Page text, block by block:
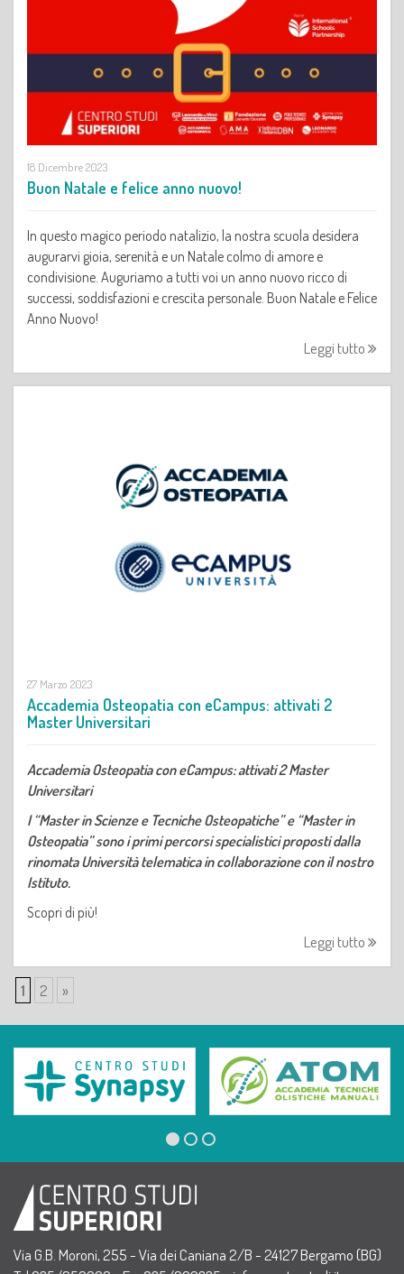
18 Dicembre 2023
Buon Natale e felice anno nuovo!
In questo magico periodo natalizio, la nostra scuola desidera
augurarvi gioia,serenità e un Natale colmo di amoree
condivisione. Auguriamo a tutti voi un anno nuovo ricco di
successi, soddisfazioni e crescita personale. Buon Natale e Felice
Anno Nuovo!
Leggi tutto
27 Marzo 2023
Accademia Osteopatia con eCampus: attivati 2
Master Universitari
Accademia Osteopatia con eCampus: attivati 2 Master
Universitari
I “Master in Scienze e Tecniche Osteopatiche” e “Master in
Osteopatia” sono i primi percorsi specialistici proposti dalla
rinomata Università telematica in collaborazione con il nostro
Istituto.
Scopri di più!
Leggi tutto
1 2 »
Via G.B. Moroni, 255 - Via dei Caniana 2/B - 24127 Bergamo (BG)